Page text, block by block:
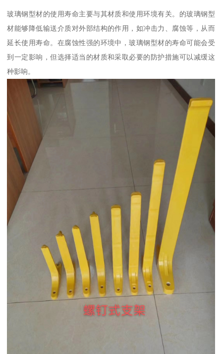
玻璃钢型材的使用寿命主要与其材质和使用环境有关。的玻璃钢型
材能够降低输送介质对外部结构的作用，如冲击力、腐蚀等，从而
延长使用寿命。在腐蚀性强的环境中，玻璃钢型材的寿命可能会受
到一定影响，但选择适当的材质和采取必要的防护措施可以减缓这
种影响。